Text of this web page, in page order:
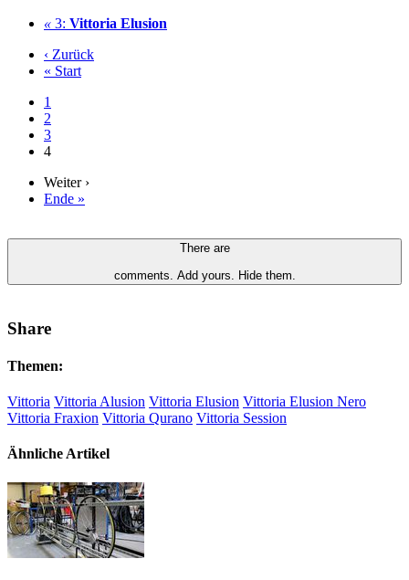
« 3: Vittoria Elusion
‹ Zurück
« Start
1
2
3
4
Weiter ›
Ende »
There are
comments. Add yours. Hide them.
Share
Themen:
Vittoria Vittoria Alusion Vittoria Elusion Vittoria Elusion Nero
Vittoria Fraxion Vittoria Qurano Vittoria Session
Ähnliche Artikel